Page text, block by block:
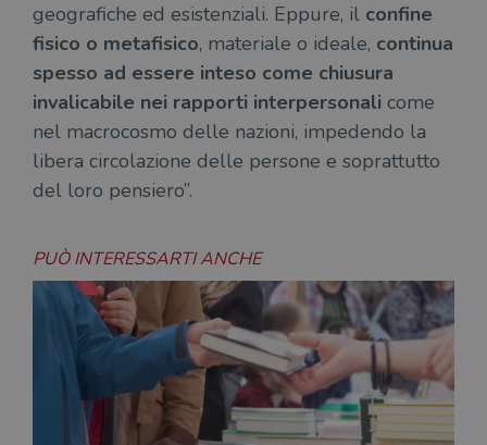
geografiche ed esistenziali. Eppure, il confine
fisico o metafisico, materiale o ideale, continua
spesso ad essere inteso come chiusura
invalicabile nei rapporti interpersonali come
nel macrocosmo delle nazioni, impedendo la
libera circolazione delle persone e soprattutto
del loro pensiero”.
PUÒ INTERESSARTI ANCHE